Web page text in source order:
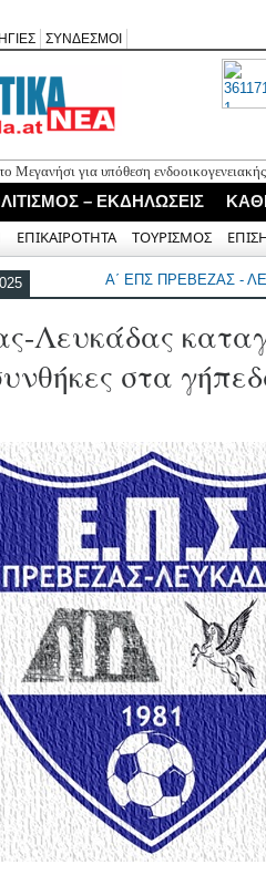
ΣΥΝΔΕΣΜΟΙ
Μεγανήσι για υπόθεση
κάνναβης στη Λευκάδα στο πλαίσιο
Βόνιτσας έφτανε σήμερα το μεσημέρι
απόψε στο Κηποθέατρο «Άγγελος
– Λευκάδας του ΚΚΕ πραγματοποίησε
– ΕΚΔΗΛΩΣΕΙΣ
ΕΠΙΚΑΙΡΟΤΗΤΑ ΤΟΥΡΙΣΜΟΣ
Α΄ ΕΠΣ ΠΡΕΒΕΖΑΣ -
Λευκάδας
στα